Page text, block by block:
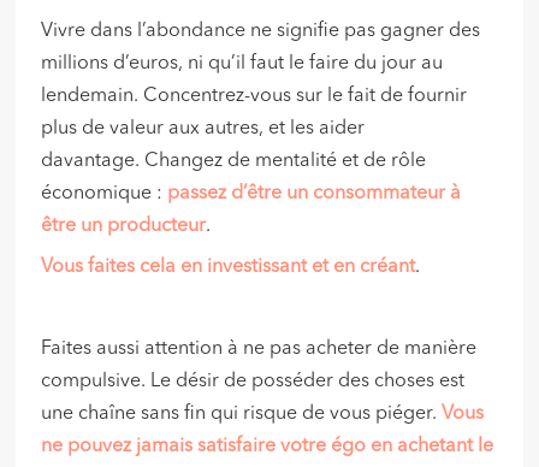
Vivre dans l’abondance ne signifie pas gagner des
millions d’euros, ni qu’il faut le faire du jour au
lendemain. Concentrez-vous sur le fait de fournir
plus de valeur aux autres, et les aider
davantage. Changez de mentalité et de rôle
économique : passez d’être un consommateur à
être un producteur.
Vous faites cela en investissant et en créant.
Faites aussi attention à ne pas acheter de manière
compulsive. Le désir de posséder des choses est
une chaîne sans fin qui risque de vous piéger. Vous
ne pouvez jamais satisfaire votre égo en achetant le